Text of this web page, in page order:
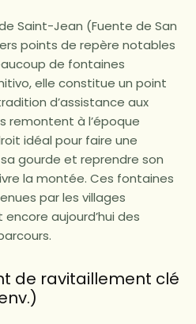
Saint-Jean (Fuente de San
points de repère notables
de fontaines
elle constitue un point
d’assistance aux
remontent à l’époque
idéal pour faire une
gourde et reprendre son
la montée. Ces fontaines
par les villages
aujourd’hui des
de ravitaillement clé